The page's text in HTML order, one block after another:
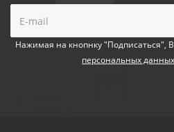
Нажимая на кнопнку "Подписаться",
персональных данных